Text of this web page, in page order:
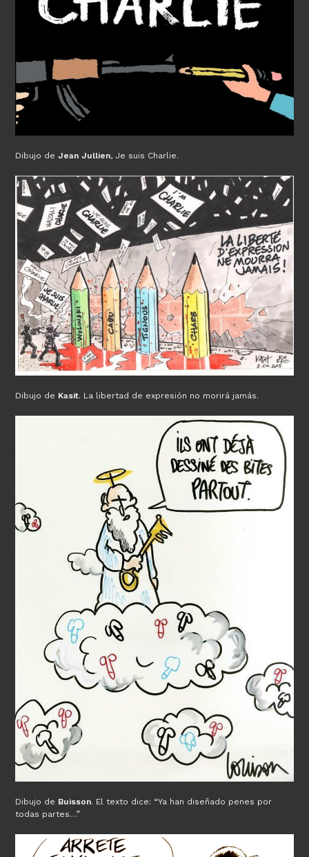
Dibujo deJean Jullien, Je suis Charlie.
Dibujo de Kasit. La libertad de expresión no morirá jamás.
Dibujo de Buisson. El texto dice: “Ya han diseñado penes por
todas partes…”